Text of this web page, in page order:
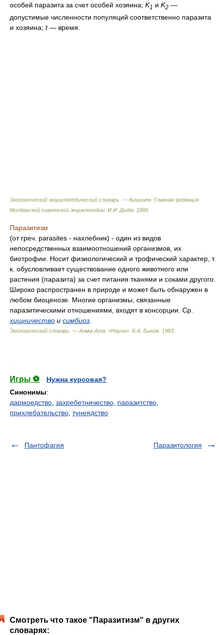
особей паразита за счет особей хозяина; K1 и K2 —
допустимые численности популяций соответственно паразита
и хозяина; t— время.
Экологический энциклопедический словарь. — Кишинев: Главная редакция
Молдавской советской энциклопедии И.И. Дедю 1989
Паразитизм
(от греч. parasites - нахлебник) - один из видов
непосредственных взаимоотношений организмов, их
биотрофии. Носит физиологический и трофический характер, т.
к. обусловливает существование одного животного или
растения (паразита) за счет питания тканями и соками другого.
Широко распространен в природе и может быть обнаружен в
любом биоценозе. Многие организмы, связанные
паразитическими отношениями, входят в консорции. Ср.
хищничество и симбиоз
Экологический словарь. — Алма-Ата: «Наука» Б.А. Быков 1983
Игры ⚽
Нужна курсовая?
Синонимы:
дармоедство захребетничество паразитство
прихлебательство тунеядство
Пантофагия Паразитология
Смотреть что такое "Паразитизм" в других
словарях: